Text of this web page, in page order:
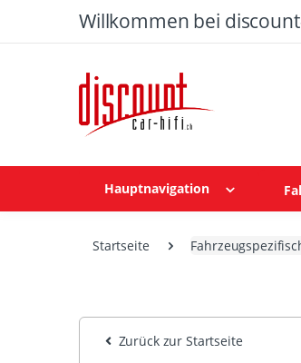
Willkommen bei
Hauptnavigation
Startseite
Zurück zur Startseite